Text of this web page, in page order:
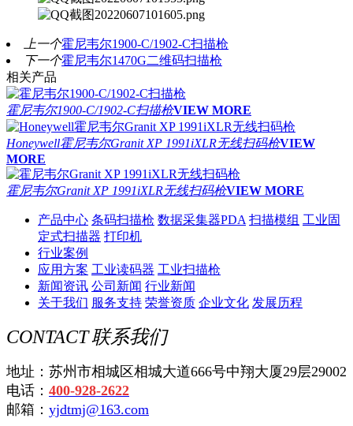
上一个霍尼韦尔1900-C/1902-C扫描枪
下一个霍尼韦尔1470G二维码扫描枪
相关产品
霍尼韦尔1900-C/1902-C扫描枪VIEW MORE
Honeywell霍尼韦尔Granit XP 1991iXLR无线扫码枪VIEW
MORE
霍尼韦尔Granit XP 1991iXLR无线扫码枪VIEW MORE
产品中心 条码扫描枪 数据采集器PDA 扫描模组 工业固
定式扫描器 打印机
行业案例
应用方案 工业读码器 工业扫描枪
新闻资讯 公司新闻 行业新闻
关于我们 服务支持 荣誉资质 企业文化 发展历程
CONTACT联系我们
地址：苏州市相城区相城大道666号中翔大厦29层29002
电话： 400-928-2622
邮箱： yjdtmj@163.com